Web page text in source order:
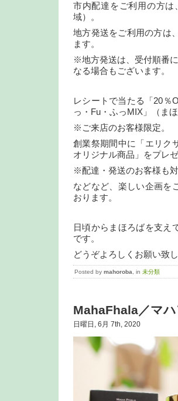
市内配達をご利用の方
域）。
地方発送をご利用の方は
ます。
※地方発送は、受付順番
なる場合もございます。
レシートで当たる「20％
っ・Fu・ふっMIX」（ま
※ご来店のお客様限定。
創業祭期間中に「エリク
オリジナル商品」をプレ
※配達・発送のお客様も対
などなど、楽しい企画を
おります。
日頃からまほろばを支え
です。
どうぞよろしくお願い致し
Posted by mahoroba , in 未分類
MahaFhala／マ
日曜日, 6月 7th, 2020